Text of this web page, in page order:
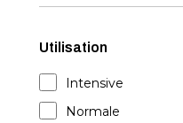
Utilisation
Intensive
Normale